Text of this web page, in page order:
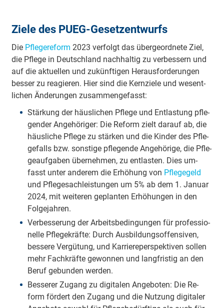
Ziele des PUEG-Gesetzentwurfs
Die Pfle­ge­re­form 2023 ver­folgt das über­ge­ord­nete Ziel,
die Pfle­ge in Deutsch­land nach­hal­tig zu ver­bess­ern und
auf die aktu­ellen und zu­künf­tigen Her­aus­for­de­rungen
bes­ser zu re­agie­ren. Hier sind die Kern­ziele und we­sent­
lichen Ände­rungen zu­sammen­ge­fasst:
Stär­kung der häus­lichen Pfle­ge und Ent­las­tung pfle­
gender An­gehö­riger: Die Re­form zielt dar­auf ab, die
häus­liche Pfle­ge zu stär­ken und die Kin­der des Pfle­
ge­falls bzw. sons­tige pfle­gende An­gehö­rige, die Pfle­
ge­auf­gaben über­nehmen, zu ent­las­ten. Dies um­
fasst unter an­derem die Er­hö­hung von Pfle­ge­geld
und Pfle­ge­sach­leis­tungen um 5% ab dem 1. Januar
2024, mit wei­teren ge­planten Er­höh­ungen in den
Folge­jahren.
Ver­besse­rung der Ar­beits­be­din­gungen für pro­fess­io­
nelle Pfle­ge­kräfte: Durch Aus­bil­dungs­offen­siven,
bes­sere Ver­gü­tung, und Kar­rie­re­per­spek­tiven sol­len
mehr Fach­kräfte ge­wonnen und lang­fristig an den
Be­ruf ge­bun­den wer­den.
Bes­serer Zu­gang zu di­gi­talen An­geb­oten: Die Re­
form för­dert den Zu­gang und die Nut­zung di­gi­taler